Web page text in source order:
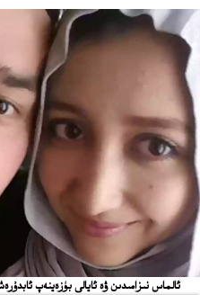
ئالماس نىزامىدىن ۋە ئايالى بۈزەينەپ